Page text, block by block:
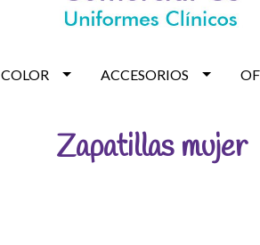
COLOR ACCESORIOS
Zapatillas mujer